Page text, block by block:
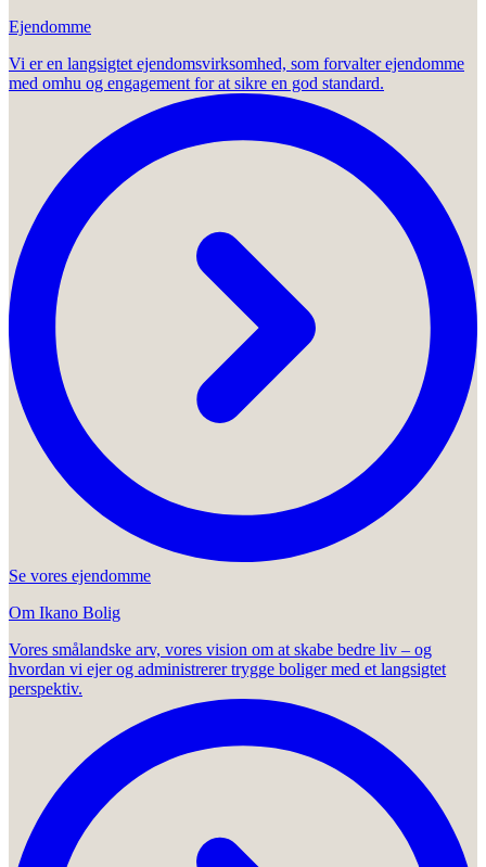
Ejendomme
Vi er en langsigtet ejendomsvirksomhed, som forvalter ejendomme
med omhu og engagement for at sikre en god standard.
Se vores ejendomme
Om Ikano Bolig
Vores smålandske arv, vores vision om at skabe bedre liv – og
hvordan vi ejer og administrerer trygge boliger med et langsigtet
perspektiv.